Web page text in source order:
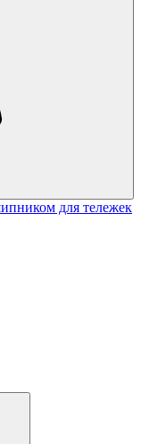
для тележек